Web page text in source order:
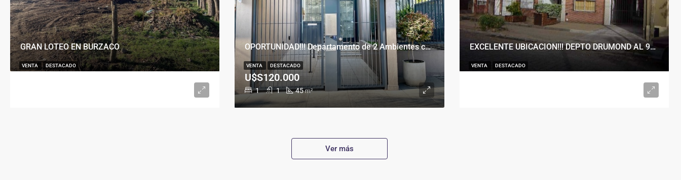
GRAN LOTEO EN BURZACO
VENTA DESTACADO
OPORTUNIDAD!!! Departamento de 2 Ambientes con Cochera en Banfield Este
1 1 45 m²
U$S120.000
VENTA DESTACADO
EXCELENTE UBICACION!!! DEPTO DRUMOND AL 900
VENTA DESTACADO
Ver más